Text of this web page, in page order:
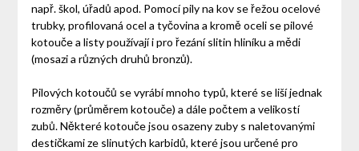
např. škol, úřadů apod. Pomocí pily na kov se řežou ocelové
trubky, profilovaná ocel a tyčovina a kromě oceli se pilové
kotouče a listy používají i pro řezání slitin hliníku a mědi
(mosazi a různých druhů bronzů).
Pilových kotoučů se vyrábí mnoho typů, které se liší jednak
rozměry (průměrem kotouče) a dále počtem a velikostí
zubů. Některé kotouče jsou osazeny zuby s naletovanými
destičkami ze slinutých karbidů, které jsou určené pro